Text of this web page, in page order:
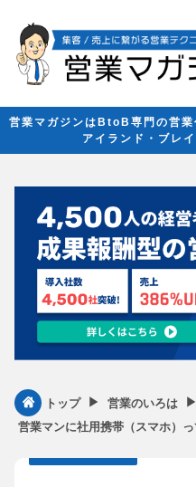
営業マガジンはBtoB専門の営業
アイランド・ブレ
トップ ▶︎ 営業のいろは ▶︎
営業マンに社用携帯（スマホ）っ